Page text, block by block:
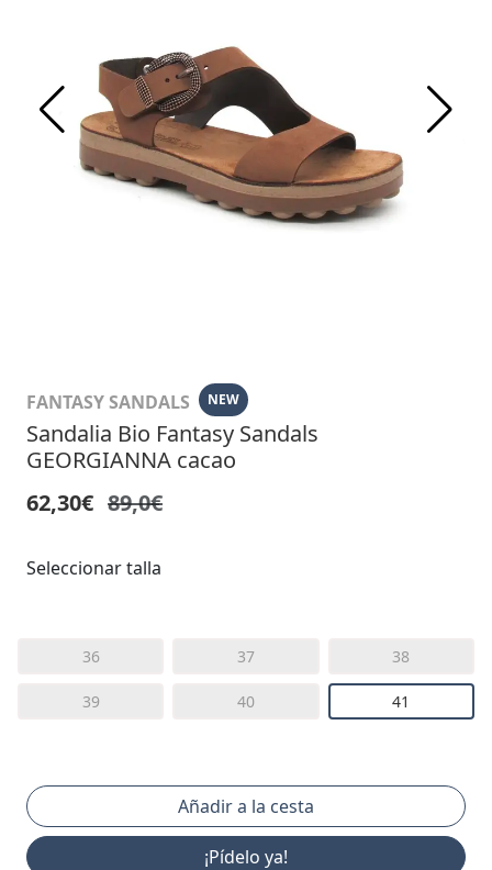
FANTASY SANDALS NEW
Sandalia Bio Fantasy Sandals
GEORGIANNA cacao
62,30€ 89,0€
Seleccionar talla
36 37 38
39 40 41
¡Pídelo ya!